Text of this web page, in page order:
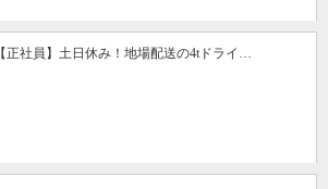
【正社員】土日休み！地場配送の4tドライ…